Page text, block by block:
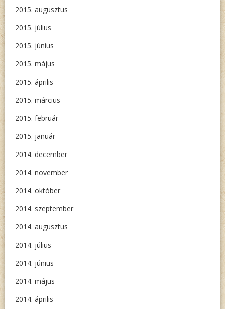
2015. augusztus
2015. július
2015. június
2015. május
2015. április
2015. március
2015. február
2015. január
2014. december
2014. november
2014. október
2014. szeptember
2014. augusztus
2014. július
2014. június
2014. május
2014. április